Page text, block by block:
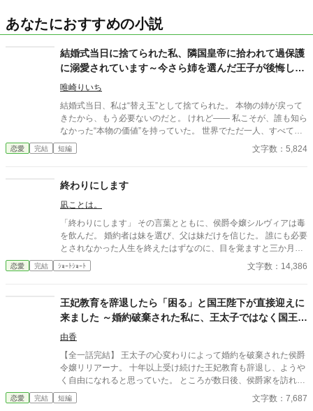
あなたにおすすめの小説
結婚式当日に捨てられた私、隣国皇帝に拾われて過保護
に溺愛されています～今さら姉を選んだ王子が後悔して
も手遅れです～
唯崎りいち
結婚式当日、私は“替え玉”として捨てられた。 本物の姉が戻って
きたから、もう必要ないのだと。 けれど—— 私こそが、誰も知ら
なかった“本物の価値”を持っていた。 世界でただ一人、すべてを
癒す力。 そして、その価値を知るただ一人の人が、皇帝となって
私を迎えに来る。 これは、すべてを失った少女が、本当に必要と
恋愛 完結 短編 文字数：5,824
終わりにします
凪ことは。
「終わりにします」 その言葉とともに、侯爵令嬢シルヴィアは毒
を飲んだ。 婚約者は妹を選び、父は妹だけを信じた。 誰にも必要
とされなかった人生を終えたはずなのに、目を覚ますと三か月前
へと時間は巻き戻っていた。 もう、誰かに愛されるためだけに生
きるのはやめよう。 そう決めた彼女は、静かに運命を書き換えて
めの物語。
恋愛 完結 ｼｮｰﾄｼｮｰﾄ 文字数：14,386
王妃教育を辞退したら「困る」と国王陛下が直接迎えに
来ました ～婚約破棄された私に、王太子ではなく国王陛
下が求婚してきます〜
由香
【全一話完結】 王太子の心変わりによって婚約を破棄された侯爵
令嬢リリアーナ。 十年以上受け続けた王妃教育も辞退し、ようや
く自由になれると思っていた。 ところが数日後、侯爵家を訪れた
のは国王陛下本人。 「王妃教育を辞退されると困る。私の妃にな
ってほしい」 努力を踏みにじった王太子はすべてを失い、選ばれ
恋愛 完結 短編 文字数：7,687